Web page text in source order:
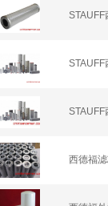
西德福